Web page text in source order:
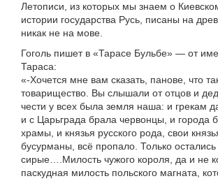
Летописи, из которых мы знаем о
истории государства Русь, писаны на
никак не на мове.
Гоголь пишет в «Тарасе Бульбе» — от
Тараса:
«-Хочется мне вам сказать, панове, что
товарищество. Вы слышали от отцов и
чести у всех была земля наша: и грекам
и с Царьграда брала червонцы, и
храмы, и князья русского рода, свои
бусурманы, всё пропало. Только
сирые….Милость чужого короля, да и не
паскудная милость польского магната,